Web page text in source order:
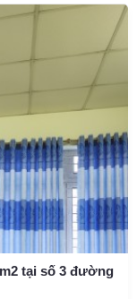
tại số 3 đường